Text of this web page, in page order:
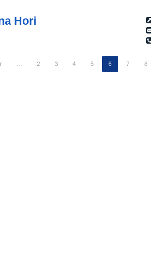
Hori
… 2 3 4 5 6 7 8